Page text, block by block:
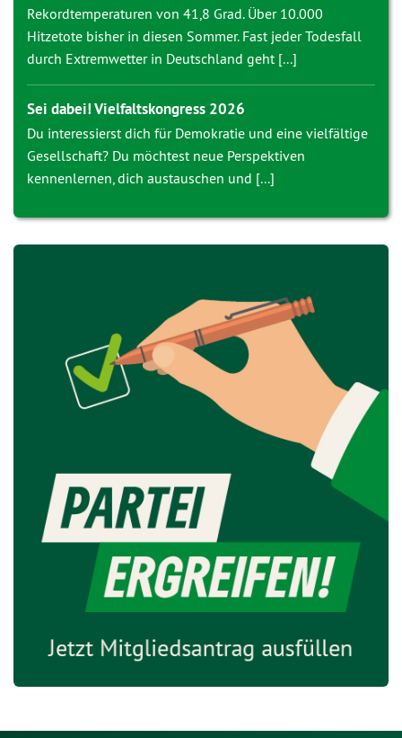
Rekordtemperaturen von 41,8 Grad. Über 10.000
Hitzetote bisher in diesen Sommer. Fast jeder Todesfall
durch Extremwetter in Deutschland geht [...]
Sei dabei! Vielfaltskongress 2026
Du interessierst dich für Demokratie und eine vielfältige
Gesellschaft? Du möchtest neue Perspektiven
kennenlernen, dich austauschen und [...]